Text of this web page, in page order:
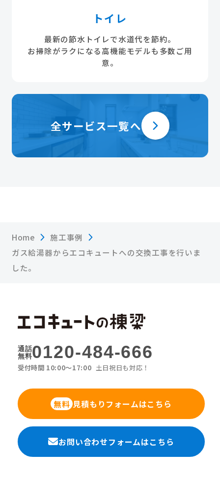
トイレ
最新の節水トイレで水道代を節約。
お掃除がラクになる高機能モデルも多数ご用
意。
全サービス一覧へ
Home
施工事例
ガス給湯器からエコキュートへの交換工事を行いま
した。
通話
無料0120-484-666
受付時間 10:00〜17:00 土日祝日も対応！
無料 見積もりフォームはこちら
お問い合わせフォームはこちら